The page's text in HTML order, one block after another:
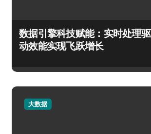
数据引擎科技赋能：实时处理驱
动效能实现飞跃增长
大数据